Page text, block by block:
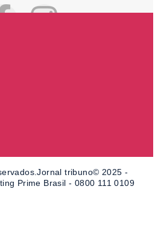
F
o
I
g tribuno© 2025 -
Prime Brasil - 0800 111 0109